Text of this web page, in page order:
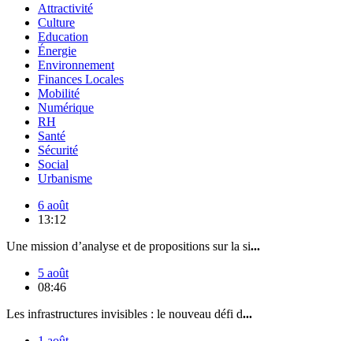
Attractivité
Culture
Education
Énergie
Environnement
Finances Locales
Mobilité
Numérique
RH
Santé
Sécurité
Social
Urbanisme
6 août
13:12
Une mission d’analyse et de propositions sur la si...
5 août
08:46
Les infrastructures invisibles : le nouveau défi d...